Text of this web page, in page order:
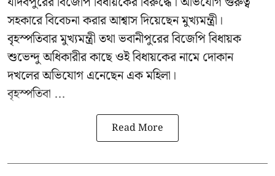
সহকারে বিবেচনা করার আশ্বাস দিয়েছেন মুখ্যমন্ত্রী।
বৃহস্পতিবার মুখ্যমন্ত্রী তথা ভবানীপুরের বিজেপি বিধায়ক
শুভেন্দু অধিকারীর কাছে ওই বিধায়কের নামে দোকান
দখলের অভিযোগ এনেছেন এক মহিলা।
বৃহস্পতিবা ...
Read More